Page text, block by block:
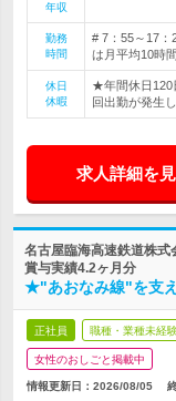
年収
勤務
時間
# 7：55～17
は月平均10時
休日
休暇
★年間休日120
回出勤が発生
求人詳細を
名古屋臨海高速鉄道株
賞与実績4.2ヶ月分
★"あおなみ線"を支え
正社員 職種・業種未経
女性のおしごと掲載中
情報更新日：2026/08/05